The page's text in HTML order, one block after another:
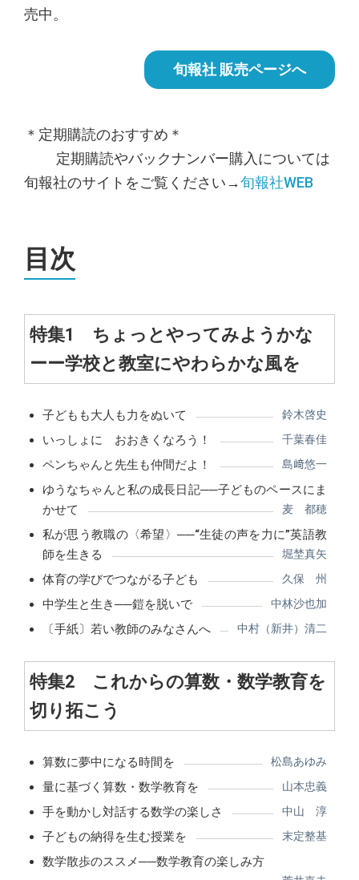
売中。
旬報社 販売ページへ
＊定期購読のおすすめ＊
定期購読やバックナンバー購入については
旬報社のサイトをご覧ください→旬報社WEB
目次
特集1 ちょっとやってみようかな
ーー学校と教室にやわらかな風を
子どもも大人も力をぬいて 鈴木啓史
いっしょに おおきくなろう！ 千葉春佳
ペンちゃんと先生も仲間だよ！ 島﨑悠一
ゆうなちゃんと私の成長日記──子どものペースにま
かせて
麦 都穂
私が思う教職の〈希望〉──“生徒の声を力に”英語教
師を生きる
堀埜真矢
体育の学びでつながる子ども 久保 州
中学生と生き──鎧を脱いで 中林沙也加
〔手紙〕若い教師のみなさんへ 中村（新井）清二
特集2 これからの算数・数学教育を
切り拓こう
算数に夢中になる時間を 松島あゆみ
量に基づく算数・数学教育を 山本忠義
手を動かし対話する数学の楽しさ 中山 淳
子どもの納得を生む授業を 末定整基
数学散歩のススメ──数学教育の楽しみ方